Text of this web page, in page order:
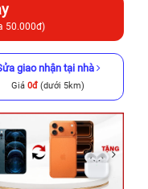
50.000đ)
giao nhận tại nhà
Giá 0đ (dưới 5km)